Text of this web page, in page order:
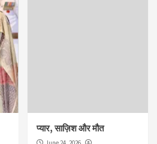
प्यार, साज़िश और मौत